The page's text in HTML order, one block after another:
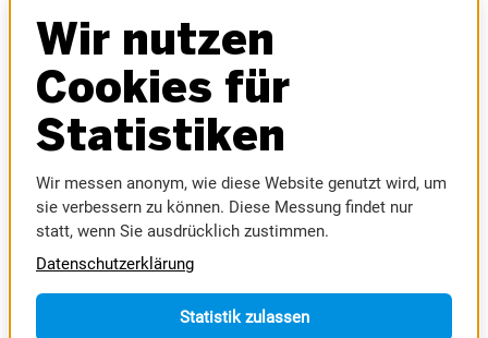
ZUR
WEBSITE
FÜR
AUSSTELLER
RIEDER VOLKSFEST
02. September -
Wir nutzen
Cookies für
Statistiken
Wir messen anonym, wie diese Website genutzt wird, um
sie verbessern zu können. Diese Messung findet nur
statt, wenn Sie ausdrücklich zustimmen.
Datenschutzerklärung
Statistik zulassen